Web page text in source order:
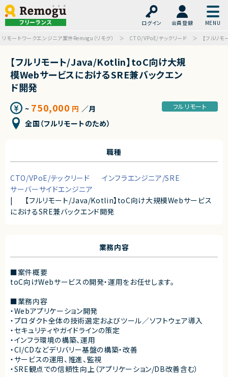
フリーランス ログイン
会員登録
リモートワークエンジニア案件Remogu（リモグ）
CTO/VPoE/テックリード 【フルリ
【フルリモート/Java/Kotlin】toC向け大規
模WebサービスにおけるSRE兼バックエン
ド開発
~ 750,000 円 ／月
全国（フルリモートのため）
フルリモート
職種
CTO/VPoE/テックリード
インフラエンジニア/SRE
サーバーサイドエンジニア
|
【フルリモート/Java/Kotlin】toC向け大規模Webサービス
におけるSRE兼バックエンド開発
業務内容
■案件概要
toC向けWebサービスの開発・運用をお任せします。
■業務内容
・Webアプリケーション開発
・プロダクト全体の技術選定およびツール／ソフトウェア導入
・セキュリティやガイドラインの策定
・インフラ環境の構築、運用
・CI/CDなどデリバリー基盤の構築・改善
・サービスの運用、推進、監視
・SRE観点での信頼性向上（アプリケーション/DB改善含む）